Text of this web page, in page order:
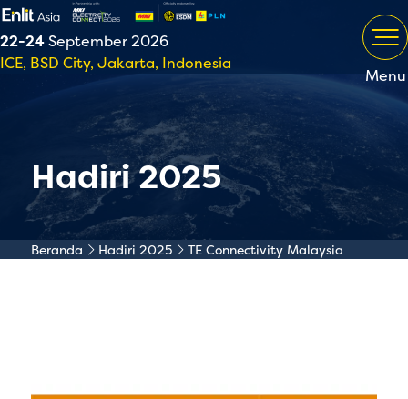
22-24September 2026
ICE, BSD City, Jakarta, Indonesia
Menu
Hadiri 2025
Beranda Hadiri 2025 TE Connectivity Malaysia